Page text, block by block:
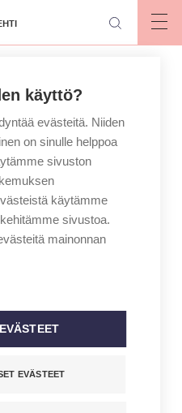
HOLMBERG
käyttö?
evästeitä. Niiden
on sinulle helppoa
sivuston
käytämme
sivustoa.
mainonnan
EVÄSTEET